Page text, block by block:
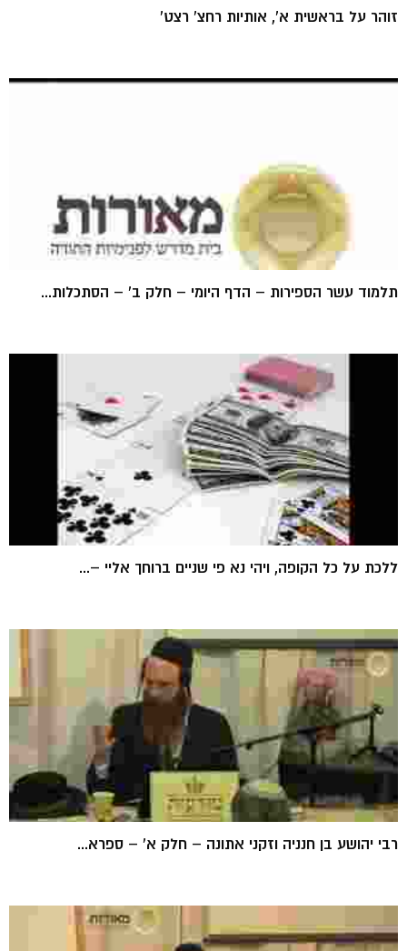
זוהר על בראשית א', אותיות רחצ' רצט'
תלמוד עשר הספירות – הדף היומי – חלק ב' – הסתכלות...
ללכת על כל הקופה, ויהי נא פי שניים ברוחך אליי –...
רבי יהושע בן חנניה וזקני אתונה – חלק א' – ספרא...